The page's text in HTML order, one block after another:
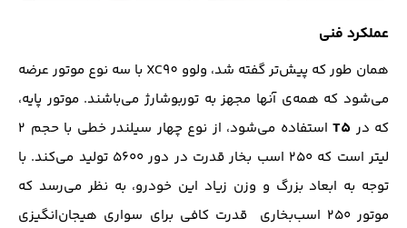
عملکرد فنی
همان طور که پیش‌تر گفته شد، ولوو XC90 با سه نوع موتور عرضه
می‌شود که همه‌ی آنها مجهز به توربوشارژ می‌باشند. موتور پایه،
که در T5
استفاده می‌شود، از نوع چهار سیلندر خطی با حجم ۲
لیتر است که ۲۵۰ اسب بخار قدرت در دور ۵۶۰۰ تولید می‌کند. با
توجه به ابعاد بزرگ و وزن زیاد این خودرو، به نظر می‌رسد که
موتور ۲۵۰ اسب‌بخاری قدرت کافی برای سواری هیجان‌انگیزی